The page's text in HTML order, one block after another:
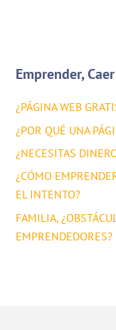
Emprender,
¿PÁGINA WEB
¿POR QUÉ UNA
¿NECESITAS
¿CÓMO
EL INTENTO?
FAMILIA,
EMPRENDEDORES?